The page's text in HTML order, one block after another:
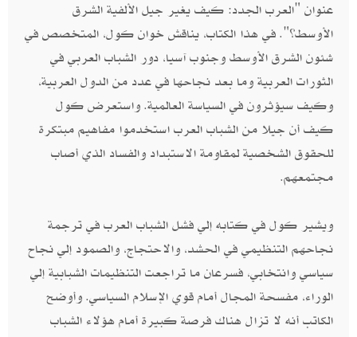
عنوان‮ "‬العرب الجدد‮: ‬كيف يغير جيل الألفية الشرق
الأوسط؟‮". ‬في هذا الكتاب،‮ ‬يناقش خوان كول، المتخصص في
شئون الشرق الأوسط وجنوب آسيا، دور الشباب العربي في
الثورات العربية وما بعد نجاحها في عدد من الدول العربية،
وكيف سيؤثرون في السياسة العالمية‮. ‬واستعرض كول
كيف أن جيلا من الشباب العرب استخدموا مفاهيم مبتكرة
للحقوق الشخصية لمقاومة الاستبداد والفساد الذي أصاب
مجتمعهم‮.‬
ويشير كول في كتابه إلي فشل الشباب العرب في ترجمة
نجاحهم التنظيمي في الحشد،‮ ‬والاحتجاج،‮ ‬والصمود إلي نجاح
سياسي وانتخابي، فسرعان ما تراجعت التنظيمات الشبابية إلي
الوراء،‮ ‬مفسحة المجال أمام قوي الإسلام السياسي‮. ‬وأوضح
الكاتب أنه لا تزال هناك فرصة كبيرة أمام هؤلاء الشباب